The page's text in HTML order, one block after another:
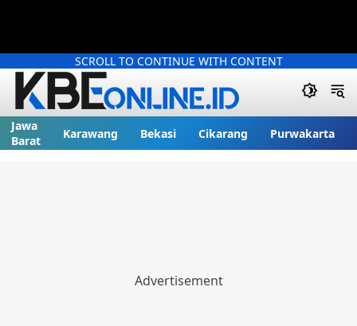
SCROLL TO CONTINUE WITH CONTENT
Jawa
Barat
Karawang Bekasi Cikarang Purwakarta